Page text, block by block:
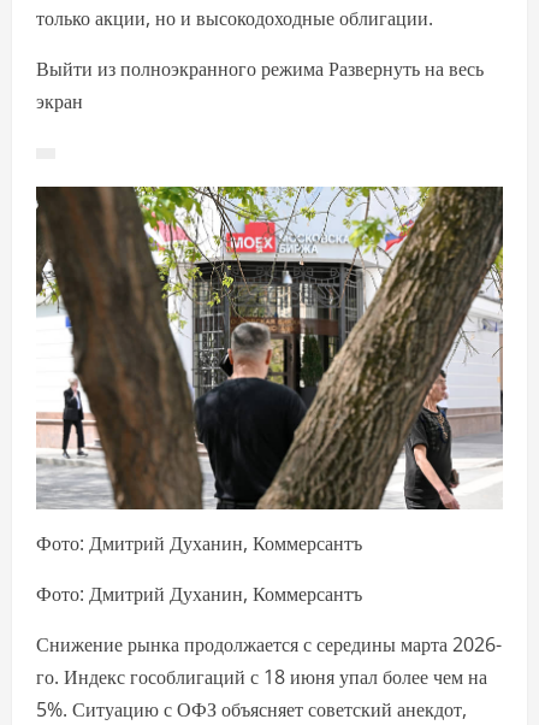
только акции, но и высокодоходные облигации.
Выйти из полноэкранного режима Развернуть на весь
экран
Фото: Дмитрий Духанин, Коммерсантъ
Фото: Дмитрий Духанин, Коммерсантъ
Снижение рынка продолжается с середины марта 2026-
го. Индекс гособлигаций с 18 июня упал более чем на
5%. Ситуацию с ОФЗ объясняет советский анекдот,